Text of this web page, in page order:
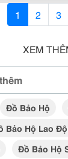
1 2 3
XEM
Đồ Bảo Hộ
Bảo Hộ Lao
Đồ Bảo Hộ